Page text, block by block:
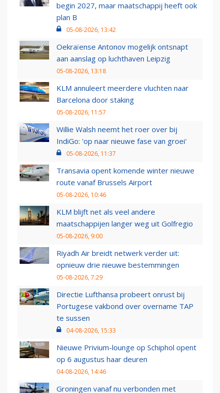
begin 2027, maar maatschappij heeft ook
plan B
05-08-2026, 13:42
Oekraïense Antonov mogelijk ontsnapt
aan aanslag op luchthaven Leipzig
05-08-2026, 13:18
KLM annuleert meerdere vluchten naar
Barcelona door staking
05-08-2026, 11:57
Willie Walsh neemt het roer over bij
IndiGo: 'op naar nieuwe fase van groei'
05-08-2026, 11:37
Transavia opent komende winter nieuwe
route vanaf Brussels Airport
05-08-2026, 10:46
KLM blijft net als veel andere
maatschappijen langer weg uit Golfregio
05-08-2026, 9:00
Riyadh Air breidt netwerk verder uit:
opnieuw drie nieuwe bestemmingen
05-08-2026, 7:29
Directie Lufthansa probeert onrust bij
Portugese vakbond over overname TAP
te sussen
04-08-2026, 15:33
Nieuwe Privium-lounge op Schiphol opent
op 6 augustus haar deuren
04-08-2026, 14:46
Groningen vanaf nu verbonden met